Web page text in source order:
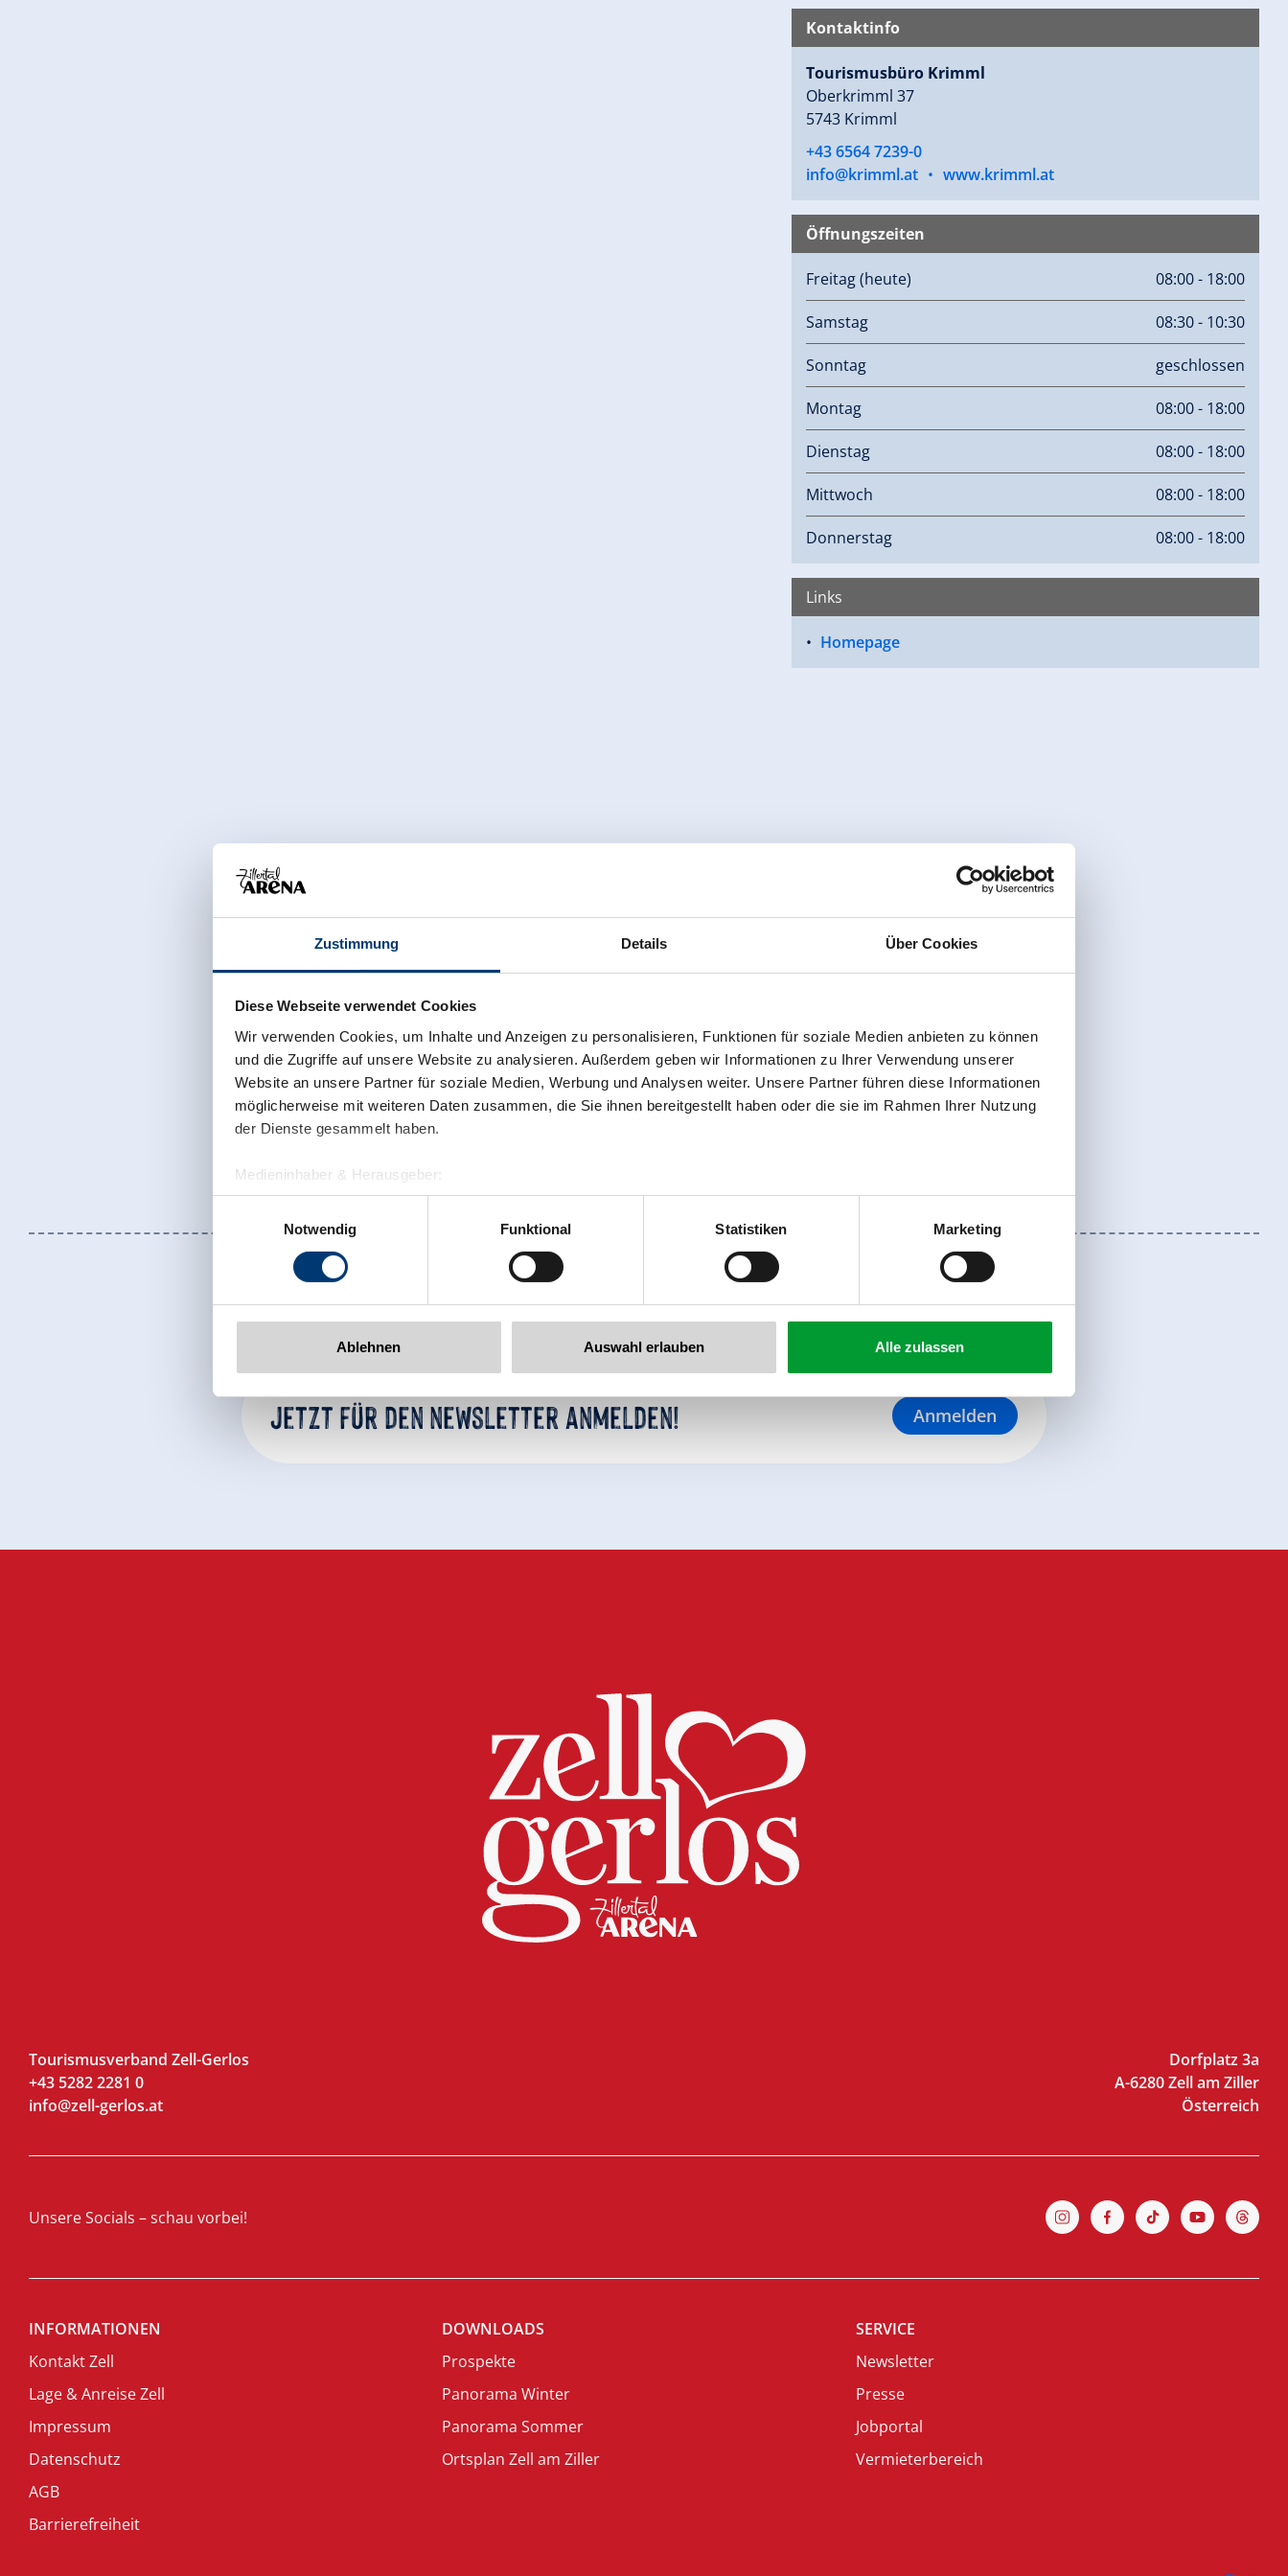
Zustimmung Details Über Cookies
Diese Webseite verwendet Cookies
Wir verwenden Cookies, um Inhalte und Anzeigen zu personalisieren, Funktionen für soziale Medien anbieten zu können
und die Zugriffe auf unsere Website zu analysieren. Außerdem geben wir Informationen zu Ihrer Verwendung unserer
Website an unsere Partner für soziale Medien, Werbung und Analysen weiter. Unsere Partner führen diese Informationen
möglicherweise mit weiteren Daten zusammen, die Sie ihnen bereitgestellt haben oder die sie im Rahmen Ihrer Nutzung
der Dienste gesammelt haben.
Medieninhaber & Herausgeber:
Zeller Bergbahnen Zillertal GmbH & Co KG
Rohr 23// A-6280 Zell am Ziller
www.zillertalarena.com
Notwendig
Funktional Statistiken Marketing
Ablehnen Auswahl erlauben Alle zulassen
Kontaktinfo
Tourismusbüro Krimml
Oberkrimml 37
5743 Krimml
+43 6564 7239-0
info@krimml.at • www.krimml.at
Öffnungszeiten
Freitag(heute) 08:00 - 18:00
Samstag 08:30 - 10:30
Sonntag geschlossen
Montag 08:00 - 18:00
Dienstag 08:00 - 18:00
Mittwoch 08:00 - 18:00
Donnerstag 08:00 - 18:00
Links
Homepage
Zurück zur Übersicht
Jetzt für den newsletter anmelden! Anmelden
Tourismusverband Zell-Gerlos
+43 5282 2281 0
info@zell-gerlos.at
Dorfplatz 3a
A-6280 Zell am Ziller
Österreich
Unsere Socials – schau vorbei!
INFORMATIONEN
Kontakt Zell
Lage & Anreise Zell
Impressum
Datenschutz
AGB
Barrierefreiheit
DOWNLOADS
Prospekte
Panorama Winter
Panorama Sommer
Ortsplan Zell am Ziller
SERVICE
Newsletter
Presse
Jobportal
Vermieterbereich